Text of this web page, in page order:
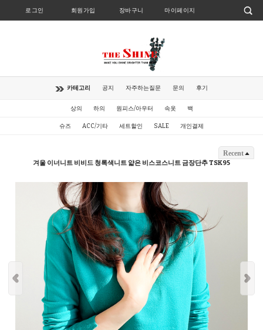
로그인 회원가입 장바구니 마이페이지
카테고리 공지 자주하는질문 문의 후기
상의 하의 원피스/아우터 속옷 백
슈즈 ACC/기타 세트할인 SALE 개인결제
Recent
겨울 이너니트 비비드 청록색니트 얇은 비스코스니트 금장단추 TSK95